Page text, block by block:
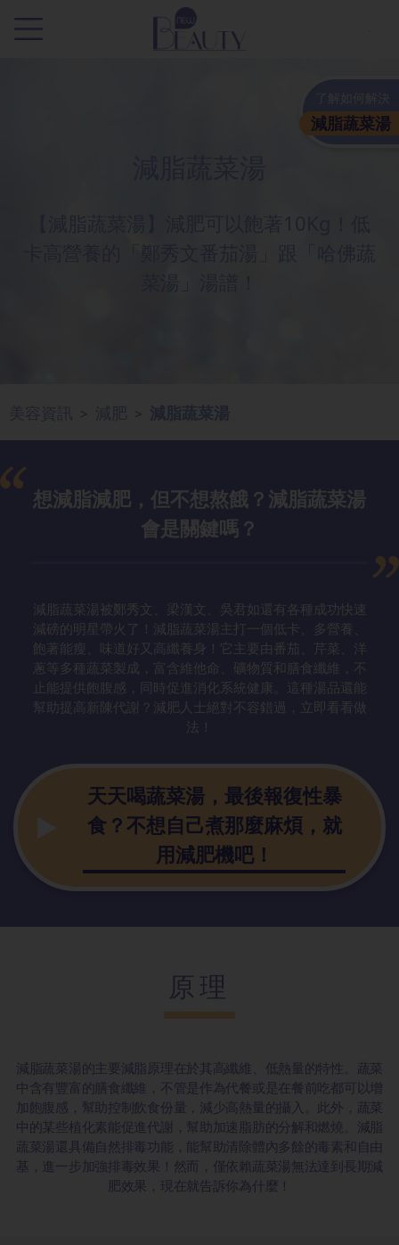
減脂蔬菜湯
> >
想減脂減肥， 但不想熬餓？減脂蔬菜湯
會是關鍵嗎？
減脂蔬菜湯被鄭秀文、梁漢文、吳君如還有各種成功快速
減磅的明星帶火了！減脂蔬菜湯主打一個低卡、多營養、
飽著能瘦、味道好又高纖養身！它主要由番茄、芹菜、洋
蔥等多種蔬菜製成，富含維他命、礦物質和膳食纖維，不
止能提供飽腹感，同時促進消化系統健康。這種湯品還能
幫助提高新陳代謝？減肥人士絕對不容錯過，立即看看做
法！
天天喝蔬菜湯，最後報復性暴
食？不想自己煮那麼麻煩，就
用減肥機吧！
原理
減脂蔬菜湯的主要減脂原理在於其高纖維、低熱量的特性。蔬菜
中含有豐富的膳食纖維，不管是作為代餐或是在餐前吃都可以增
加飽腹感，幫助控制飲食份量，減少高熱量的攝入。此外，蔬菜
中的某些植化素能促進代謝，幫助加速脂肪的分解和燃燒。減脂
蔬菜湯還具備自然排毒功能，能幫助清除體內多餘的毒素和自由
基，進一步加強排毒效果！然而，僅依賴蔬菜湯無法達到長期減
肥效果，現在就告訴你為什麼！